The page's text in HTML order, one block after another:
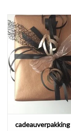
Homewear
Badmode
Lingerie-accessoires
cadeauverpakking